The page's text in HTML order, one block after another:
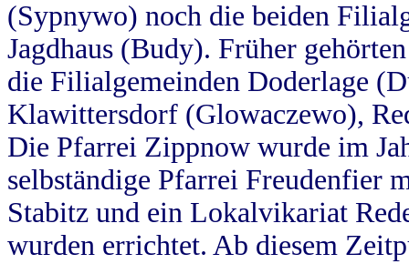
(Sypnywo) noch die beiden
Jagdhaus (Budy). Früher
die Filialgemeinden Doderlage
Klawittersdorf (Glowaczewo),
Die Pfarrei Zippnow wurde im
selbständige Pfarrei Freudenfier
Stabitz und ein Lokalvikariat
wurden errichtet. Ab diesem